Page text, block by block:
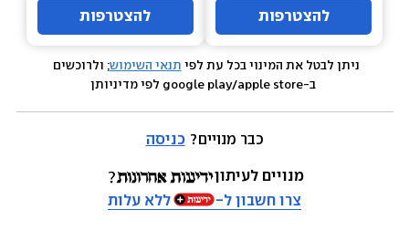
להצטרפות להצטרפות
ניתן לבטל את המינוי בכל עת לפי תנאי השימוש; ולרוכשים
כבר מנויים? כניסה
מנויים לעיתון
צרו חשבון ל-
ללא עלות